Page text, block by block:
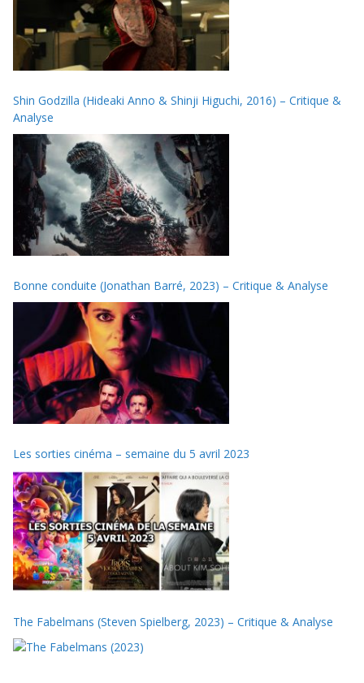
Shin Godzilla (Hideaki Anno & Shinji Higuchi, 2016) – Critique &
Analyse
Bonne conduite (Jonathan Barré, 2023) – Critique & Analyse
Les sorties cinéma – semaine du 5 avril 2023
The Fabelmans (Steven Spielberg, 2023) – Critique & Analyse